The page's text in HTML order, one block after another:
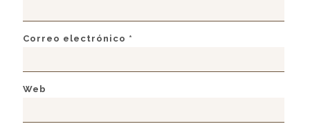
Correo electrónico *
Web